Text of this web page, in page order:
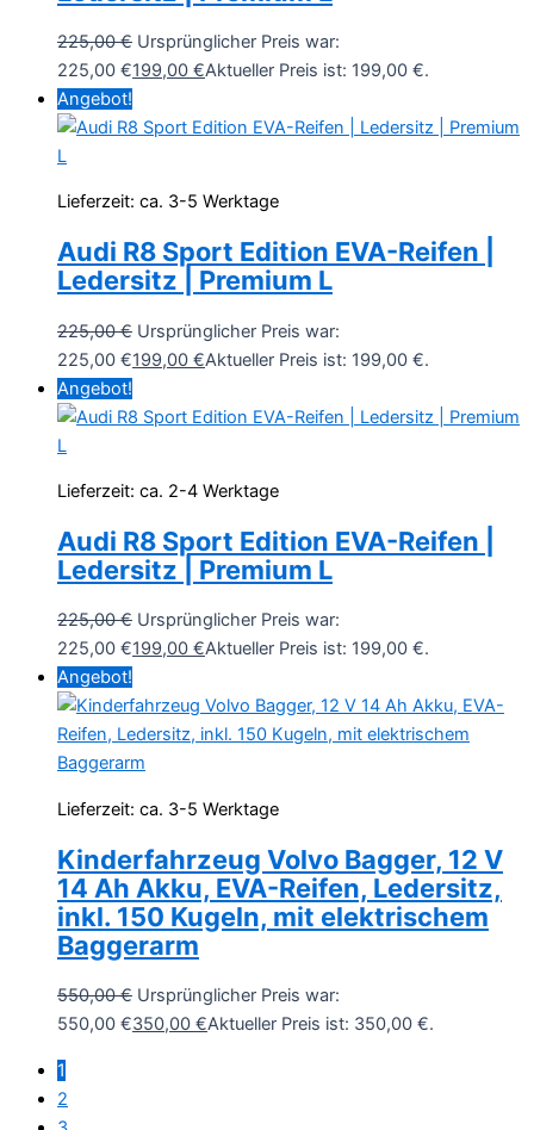
225,00€ Ursprünglicher Preis war:
225,00 €199,00 €Aktueller Preis ist: 199,00 €.
Angebot!
Lieferzeit: ca. 3-5 Werktage
Audi R8 Sport Edition EVA-Reifen |
Ledersitz | Premium L
225,00€ Ursprünglicher Preis war:
225,00 €199,00 €Aktueller Preis ist: 199,00 €.
Angebot!
Lieferzeit: ca. 2-4 Werktage
Audi R8 Sport Edition EVA-Reifen |
Ledersitz | Premium L
225,00€ Ursprünglicher Preis war:
225,00 €199,00 €Aktueller Preis ist: 199,00 €.
Angebot!
Lieferzeit: ca. 3-5 Werktage
Kinderfahrzeug Volvo Bagger, 12 V
14 Ah Akku, EVA-Reifen, Ledersitz,
inkl. 150 Kugeln, mit elektrischem
Baggerarm
550,00€ Ursprünglicher Preis war:
550,00 €350,00 €Aktueller Preis ist: 350,00 €.
1
2